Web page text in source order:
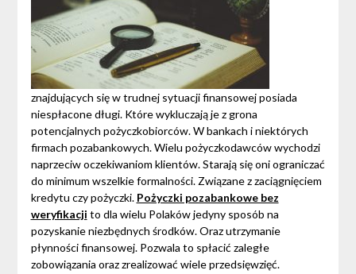
znajdujących się w trudnej sytuacji finansowej posiada
niespłacone długi. Które wykluczają je z grona
potencjalnych pożyczkobiorców. W bankach i niektórych
firmach pozabankowych. Wielu pożyczkodawców wychodzi
naprzeciw oczekiwaniom klientów. Starają się oni ograniczać
do minimum wszelkie formalności. Związane z zaciągnięciem
kredytu czy pożyczki. Pożyczki pozabankowe bez
weryfikacji to dla wielu Polaków jedyny sposób na
pozyskanie niezbędnych środków. Oraz utrzymanie
płynności finansowej. Pozwala to spłacić zaległe
zobowiązania oraz zrealizować wiele przedsięwzięć.